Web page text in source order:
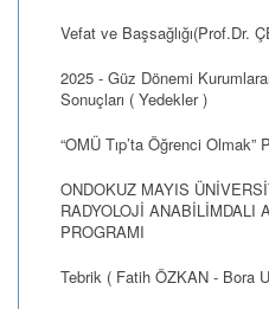
Vefat ve Başsağlığı(Prof.Dr.
2025 - Güz Dönemi
Sonuçları ( Yedekler )
“OMÜ Tıp’ta Öğrenci
ONDOKUZ MAYIS
RADYOLOJİ ANABİLİMDALI
PROGRAMI
Tebrik ( Fatih ÖZKAN - Bora